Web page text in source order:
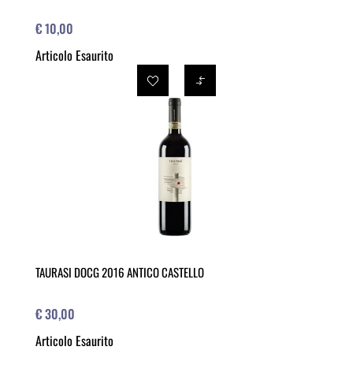
€ 10,00
Articolo Esaurito
TAURASI DOCG 2016 ANTICO CASTELLO
€ 30,00
Articolo Esaurito